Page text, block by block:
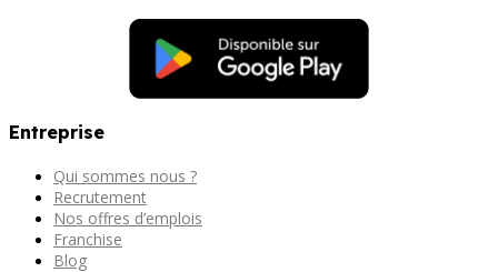
Entreprise
Qui sommes nous ?
Recrutement
Nos offres d’emplois
Franchise
Blog